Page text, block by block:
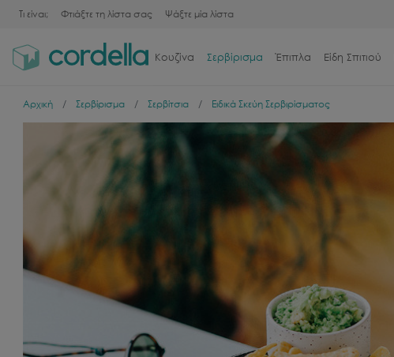
Τι είναι; Φτιάξτε τη λίστα σας Ψάξτε μία λίστα
Κουζίνα Σερβίρισμα Έπιπλα Είδη Σπιτιού
Αρχική Σερβίρισμα Σερβίτσια Ειδικά Σκεύη Σερβιρίσματος